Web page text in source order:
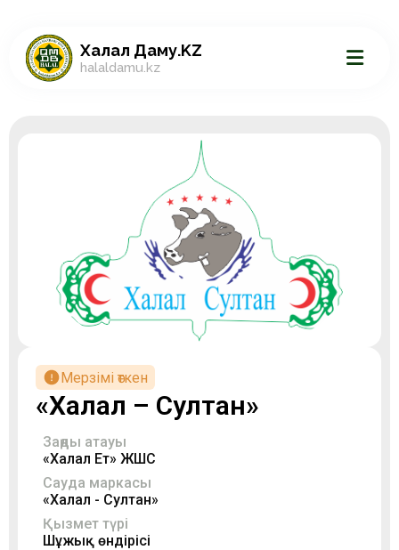
Халал Даму.KZ
halaldamu.kz
Мерзімі өткен
«Халал – Султан»
Заңды атауы
«Халал Ет» ЖШС
Сауда маркасы
«Халал - Султан»
Қызмет түрі
Шұжық өндірісі